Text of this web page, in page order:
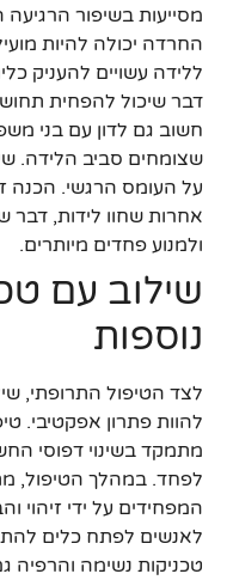
מסייעות בשיפור
החרדה יכולה להיות
ללידה עשויים להעניק
דבר שיכול להפחית
חשוב גם לדון עם בני
שצומחים סביב הלידה.
על העומס הרגשי. הכנה
אחרות שחוו לידות, דבר
ולמנוע פחדים מיותרים.
שילוב עם
נוספות
לצד הטיפול התרופתי,
להוות פתרון אפקטיבי.
מתמקד בשינוי דפוסי
לפחד. במהלך הטיפול,
המפחידים על ידי
לאנשים לפתח כלים
טכניקות נשימה והרפיה